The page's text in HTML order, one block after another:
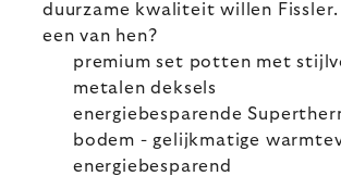
duurzame kwaliteit willen Fissler.
een van hen?
premium set potten met
metalen deksels
energiebesparende
bodem - gelijkmatige
energiebesparend